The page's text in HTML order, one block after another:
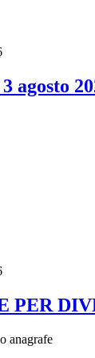
agosto
PER
anagrafe